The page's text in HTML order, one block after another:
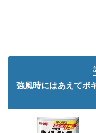
強風時にはあえて